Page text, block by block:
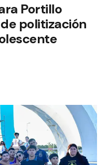
Portillo
politización